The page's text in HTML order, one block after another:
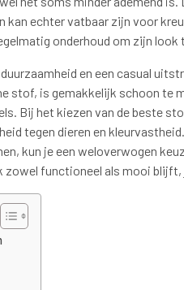
kan echter vatbaar zijn voor
onderhoud om zijn look
en een casual
stof, is gemakkelijk schoon te
Bij het kiezen van de beste
tegen dieren en
kun je een weloverwogen
zowel functioneel als mooi blijft,